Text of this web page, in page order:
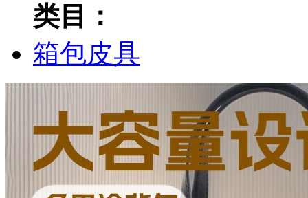
类目：
箱包皮具